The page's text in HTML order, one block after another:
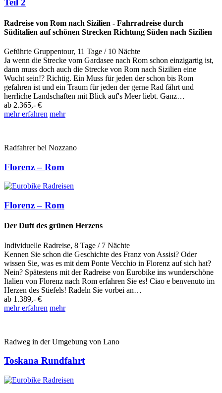
Teil 2
Radreise von Rom nach Sizilien - Fahrradreise durch
Süditalien auf schönen Strecken Richtung Süden nach Sizilien
Geführte Gruppentour, 11 Tage / 10 Nächte
Ja wenn die Strecke vom Gardasee nach Rom schon einzigartig ist,
dann muss doch auch die Strecke von Rom nach Sizilien eine
Wucht sein!? Richtig. Ein Muss für jeden der schon bis Rom
gefahren ist und ein Traum für jeden der gerne Rad fährt und
herrliche Landschaften mit Blick auf's Meer liebt. Ganz…
ab 2.365,- €
mehr erfahren mehr
Radfahrer bei Nozzano
Florenz – Rom
Florenz – Rom
Der Duft des grünen Herzens
Individuelle Radreise, 8 Tage / 7 Nächte
Kennen Sie schon die Geschichte des Franz von Assisi? Oder
wissen Sie, was es mit dem Ponte Vecchio in Florenz auf sich hat?
Nein? Spätestens mit der Radreise von Eurobike ins wunderschöne
Italien von Florenz nach Rom erfahren Sie es! Ciao e benvenuto im
Herzen des Stiefels! Radeln Sie vorbei an…
ab 1.389,- €
mehr erfahren mehr
Radweg in der Umgebung von Lano
Toskana Rundfahrt